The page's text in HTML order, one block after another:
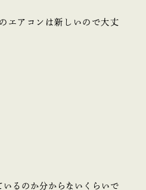
エアコンは新しいので大丈
いるのか分からないくらいで